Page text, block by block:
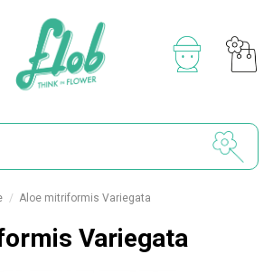
Aloe mitriformis Variegata
Variegata